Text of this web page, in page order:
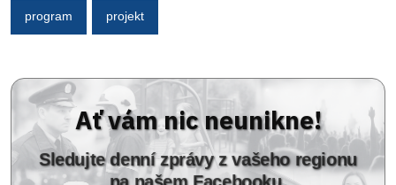
program projekt
Ať vám nic neunikne!
Sledujte denní zprávy z vašeho regionu